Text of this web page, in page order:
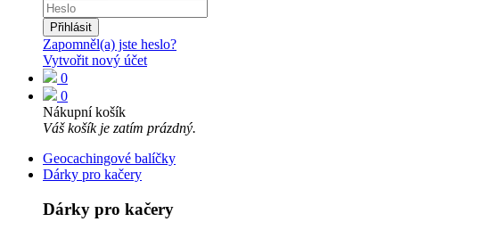
Přihlásit
Zapomněl(a) jste heslo?
Vytvořit nový účet
0
0
Nákupní košík
Váš košík je zatím prázdný.
Geocachingové balíčky
Dárky pro kačery
Dárky pro kačery